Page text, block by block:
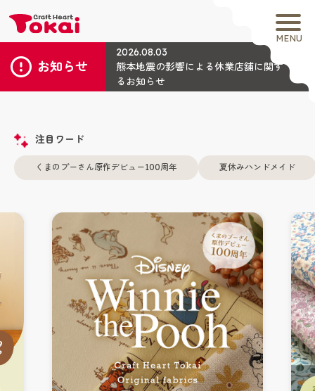
MENU
お知らせ
2026.08.03
熊本地震の影響による休業店舗に関す
るお知らせ
注目ワード
くまのプーさん原作デビュー100周年 夏休みハンドメイド